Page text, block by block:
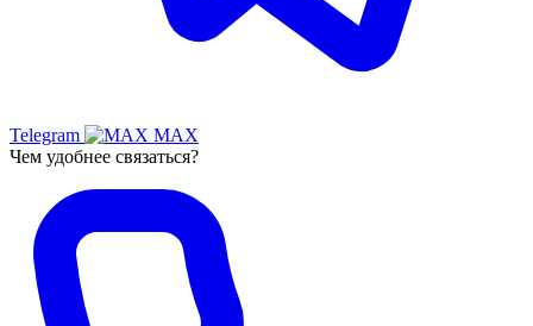
Telegram
MAX
Чем удобнее связаться?